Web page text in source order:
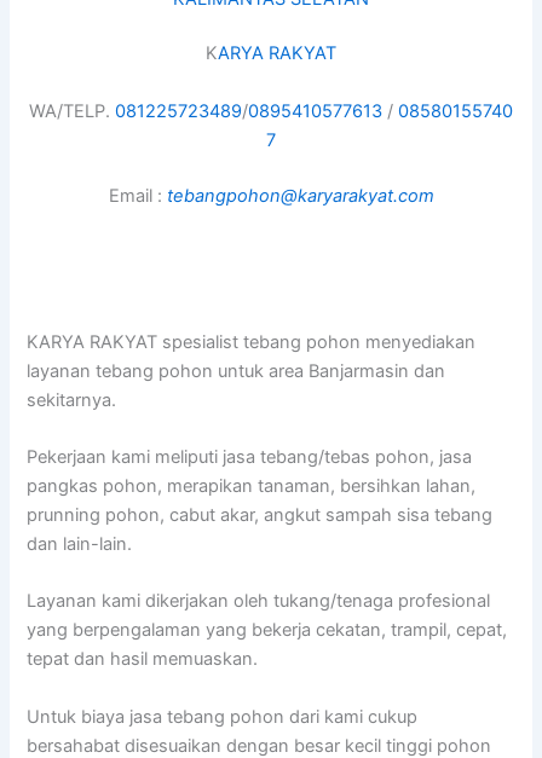
KARYA RAKYAT
WA/TELP. 081225723489/0895410577613 / 08580155740
7
Email : tebangpohon@karyarakyat.com
KARYA RAKYAT spesialist tebang pohon menyediakan
layanan tebang pohon untuk area Banjarmasin dan
sekitarnya.
Pekerjaan kami meliputi jasa tebang/tebas pohon, jasa
pangkas pohon, merapikan tanaman, bersihkan lahan,
prunning pohon, cabut akar, angkut sampah sisa tebang
dan lain-lain.
Layanan kami dikerjakan oleh tukang/tenaga profesional
yang berpengalaman yang bekerja cekatan, trampil, cepat,
tepat dan hasil memuaskan.
Untuk biaya jasa tebang pohon dari kami cukup
bersahabat disesuaikan dengan besar kecil tinggi pohon